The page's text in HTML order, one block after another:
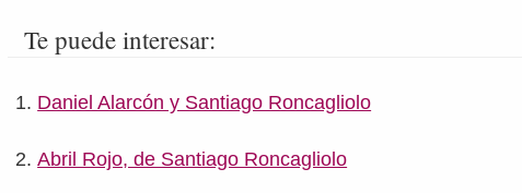
Te puede interesar:
Daniel Alarcón y Santiago Roncagliolo
Abril Rojo, de Santiago Roncagliolo